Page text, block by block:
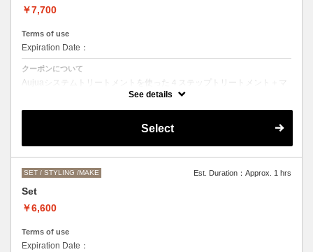
￥7,700
Terms of use
Expiration Date：
クーポンについて
Aujuaシステムトリートメントを使った４ステップトリートメント＋マ
See details
Select
SET / STYLING /MAKE Est. Duration：Approx. 1 hrs
Set
￥6,600
Terms of use
Expiration Date：